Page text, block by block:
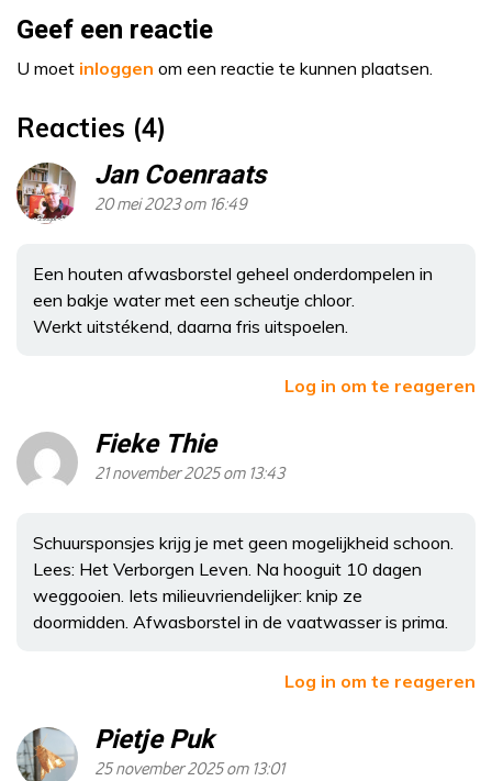
Geef een reactie
U moet inloggen om een reactie te kunnen plaatsen.
Reacties (4)
Jan Coenraats
20 mei 2023 om 16:49
Een houten afwasborstel geheel onderdompelen in
een bakje water met een scheutje chloor.
Werkt uitstékend, daarna fris uitspoelen.
Log in om te reageren
Fieke Thie
21 november 2025 om 13:43
Schuursponsjes krijg je met geen mogelijkheid schoon.
Lees: Het Verborgen Leven. Na hooguit 10 dagen
weggooien. Iets milieuvriendelijker: knip ze
doormidden. Afwasborstel in de vaatwasser is prima.
Log in om te reageren
Pietje Puk
25 november 2025 om 13:01